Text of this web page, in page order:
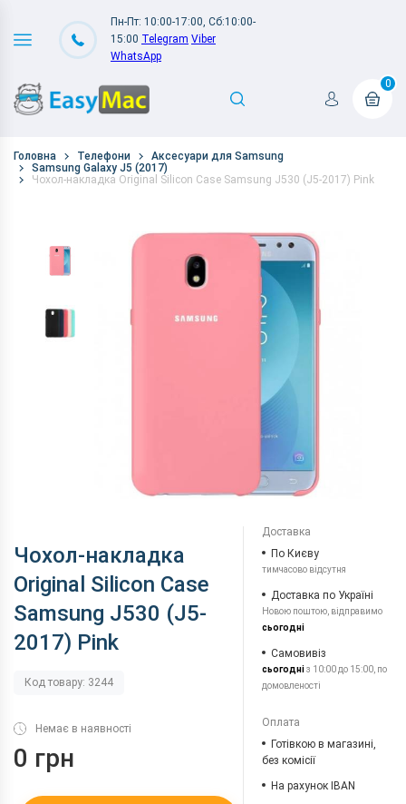
Пн-Пт: 10:00-17:00, Сб:10:00-
15:00 Telegram Viber
WhatsApp
0
Головна Телефони
Аксесуари для Samsung
Samsung Galaxy J5 (2017)
Чохол-накладка Original Silicon Case Samsung J530 (J5-2017) Pink
Чохол-накладка
Original Silicon Case
Samsung J530 (J5-
2017) Pink
Код товару: 3244
Немає в наявності
0 грн
Доставка
По Києву
тимчасово відсутня
Доставка по Україні
Новою поштою, відправимо
сьогодні
Самовивіз
сьогодніз 10:00 до 15:00, по
домовленості
Оплата
Готівкою в магазині,
без комісії
На рахунок IBAN